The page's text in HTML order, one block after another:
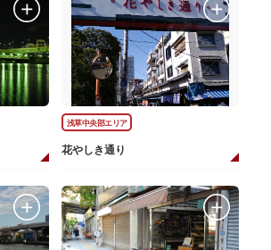
浅草中央部エリア
花やしき通り